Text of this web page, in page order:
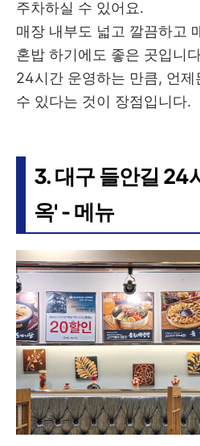
주차하실 수 있어요.
매장 내부도 넓고 깔끔하고
혼밥 하기에도 좋은 곳입니
24시간 운영하는 만큼, 언
수 있다는 것이 장점입니다.
3. 대구 들안길 24
옥' - 메뉴